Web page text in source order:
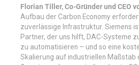
Florian Tiller, Co-Gründer und CEO
Aufbau der Carbon Economy
zuverlässige Infrastruktur. Siemens
Partner, der uns hilft, DAC-Systeme
zu automatisieren – und so eine
Skalierung auf industriellen Maßstab